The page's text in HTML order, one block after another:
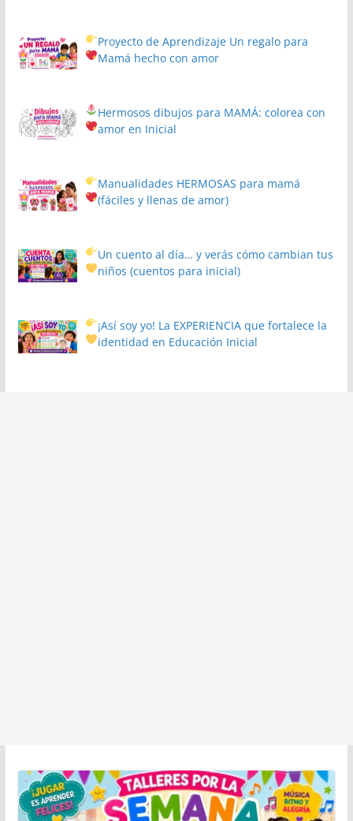
Proyecto de Aprendizaje Un regalo para
Mamá hecho con amor
Hermosos dibujos para MAMÁ: colorea con
amor en Inicial
Manualidades HERMOSAS para mamá
(fáciles y llenas de amor)
Un cuento al día… y verás cómo cambian tus
niños(cuentos para inicial)
¡Así soy yo! La EXPERIENCIA que fortalece la
identidad en Educación Inicial